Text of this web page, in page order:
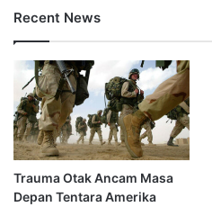
Recent News
Trauma Otak Ancam Masa
Depan Tentara Amerika